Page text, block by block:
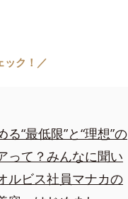
ック！／
る“最低限”と“理想”の
って？みんなに聞い
ルビス社員マナカの